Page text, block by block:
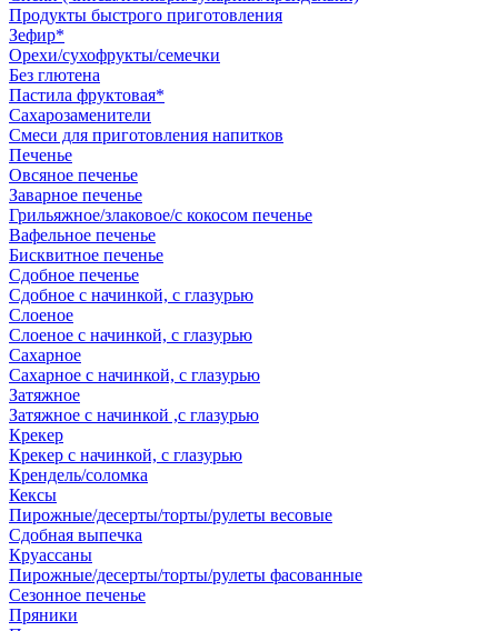
Продукты быстрого приготовления
Зефир*
Орехи/сухофрукты/семечки
Без глютена
Пастила фруктовая*
Сахарозаменители
Смеси для приготовления напитков
Печенье
Овсяное печенье
Заварное печенье
Грильяжное/злаковое/с кокосом печенье
Вафельное печенье
Бисквитное печенье
Сдобное печенье
Сдобное с начинкой, с глазурью
Слоеное
Слоеное с начинкой, с глазурью
Сахарное
Сахарное с начинкой, с глазурью
Затяжное
Затяжное с начинкой ,с глазурью
Крекер
Крекер с начинкой, с глазурью
Крендель/соломка
Кексы
Пирожные/десерты/торты/рулеты весовые
Сдобная выпечка
Круассаны
Пирожные/десерты/торты/рулеты фасованные
Сезонное печенье
Пряники